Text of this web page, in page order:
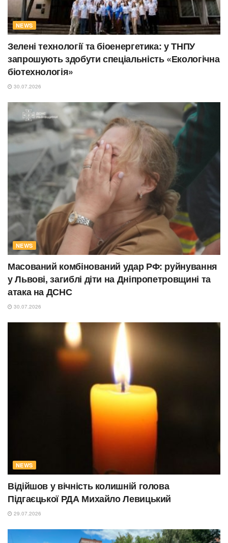
NEWS
Зелені технології та біоенергетика: у ТНПУ
запрошують здобути спеціальність «Екологічна
біотехнологія»
30.07.2026
NEWS
Масований комбінований удар РФ: руйнування
у Львові, загиблі діти на Дніпропетровщині та
атака на ДСНС
30.07.2026
NEWS
Відійшов у вічність колишній голова
Підгаєцької РДА Михайло Левицький
29.07.2026